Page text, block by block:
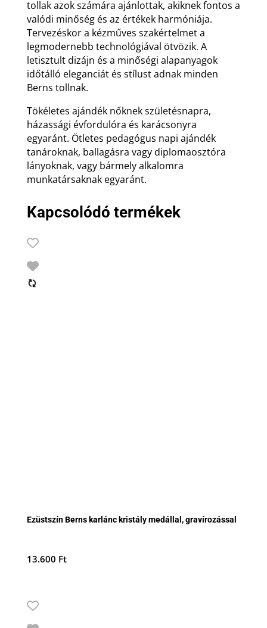
tollak azok számára ajánlottak, akiknek fontos a
valódi minőség és az értékek harmóniája.
Tervezéskor a kézműves szakértelmet a
legmodernebb technológiával ötvözik. A
letisztult dizájn és a minőségi alapanyagok
időtálló eleganciát és stílust adnak minden
Berns tollnak.
Tökéletes ajándék nőknek születésnapra,
házassági évfordulóra és karácsonyra
egyaránt. Ötletes pedagógus napi ajándék
tanároknak, ballagásra vagy diplomaosztóra
lányoknak, vagy bármely alkalomra
munkatársaknak egyaránt.
Kapcsolódó termékek
Ezüstszín Berns karlánc kristály medállal, gravírozással
13.600 Ft